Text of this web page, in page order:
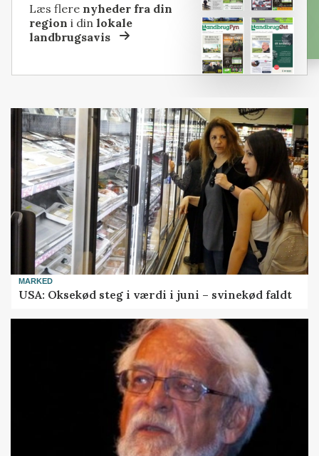
Læs flere nyheder fra din
region i dinlokale
landbrugsavis
MARKED
USA: Oksekød steg i værdi i juni – svinekød faldt